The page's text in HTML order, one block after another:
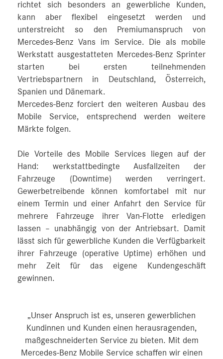
richtet sich besonders an gewerbliche Kunden,
kann aber flexibel eingesetzt werden und
unterstreicht so den Premiumanspruch von
Mercedes‑Benz Vans im Service. Die als mobile
Werkstatt ausgestatteten Mercedes-Benz Sprinter
starten bei ersten teilnehmenden
Vertriebspartnern in Deutschland, Österreich,
Spanien und Dänemark.
Mercedes-Benz forciert den weiteren Ausbau des
Mobile Service, entsprechend werden weitere
Märkte folgen.
Die Vorteile des Mobile Services liegen auf der
Hand: werkstattbedingte Ausfallzeiten der
Fahrzeuge (Downtime) werden verringert.
Gewerbetreibende können komfortabel mit nur
einem Termin und einer Anfahrt den Service für
mehrere Fahrzeuge ihrer Van-Flotte erledigen
lassen – unabhängig von der Antriebsart. Damit
lässt sich für gewerbliche Kunden die Verfügbarkeit
ihrer Fahrzeuge (operative Uptime) erhöhen und
mehr Zeit für das eigene Kundengeschäft
gewinnen.
„Unser Anspruch ist es, unseren gewerblichen
Kundinnen und Kunden einen herausragenden,
maßgeschneiderten Service zu bieten. Mit dem
Mercedes-Benz Mobile Service schaffen wir einen